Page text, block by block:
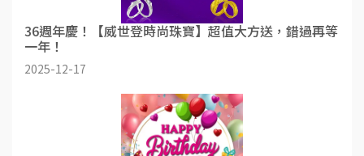
36週年慶！【威世登時尚珠寶】超值大方送，錯過再等
一年！
2025-12-17